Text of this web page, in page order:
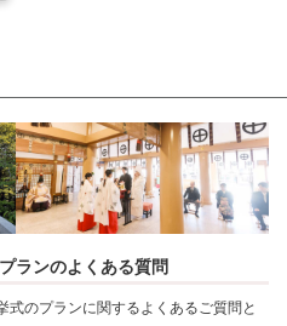
ランのよくある質問
のプランに関するよくあるご質問と